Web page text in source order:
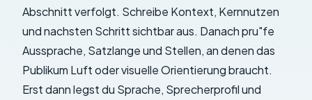
Abschnitt verfolgt. Schreibe Kontext, Kernnutzen
und nachsten Schritt sichtbar aus. Danach pru"fe
Aussprache, Satzlange und Stellen, an denen das
Publikum Luft oder visuelle Orientierung braucht.
Erst dann legst du Sprache, Sprecherprofil und